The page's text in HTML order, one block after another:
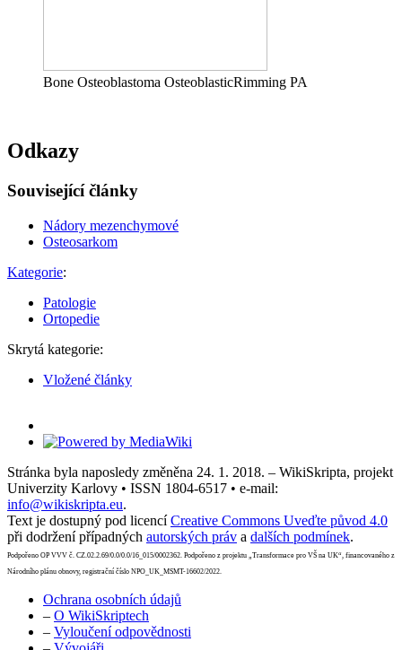
Bone Osteoblastoma OsteoblasticRimming PA
Odkazy
Související články
Nádory mezenchymové
Osteosarkom
Kategorie:
Patologie
Ortopedie
Skrytá kategorie:
Vložené články
Stránka byla naposledy změněna 24. 1. 2018. – WikiSkripta, projekt
Univerzity Karlovy • ISSN 1804-6517 • e-mail:
info@wikiskripta.eu.
Text je dostupný pod licencíCreative Commons Uveďte původ 4.0
při dodržení případných autorských práv a dalších podmínek.
Podpořeno OP VVV č. CZ.02.2.69/0.0/0.0/16_015/0002362. Podpořeno z projektu „Transformace pro VŠ na UK“, financovaného z
Národního plánu obnovy, registrační číslo NPO_UK_MSMT-16602/2022.
Ochrana osobních údajů
– O WikiSkriptech
– Vyloučení odpovědnosti